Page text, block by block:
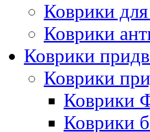
Коврики
Коврики
Коврики
Коврики
Коврики
Коврики